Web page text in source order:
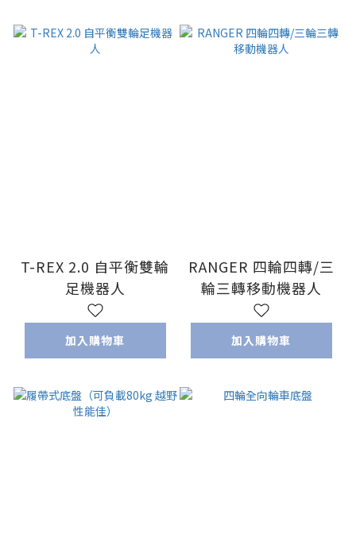
T-REX 2.0 自平衡雙輪
足機器人
加入購物車
RANGER 四輪四轉/三
輪三轉移動機器人
加入購物車